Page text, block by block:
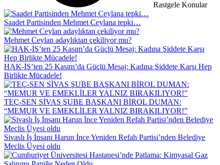
Rastgele Konular
Saadet Partisinden Mehmet Ceylana tepki…
Mehmet Ceylan adaylıktan çekiliyor mu?
HAK-İŞ’ten 25 Kasım’da Güçlü Mesaj: Kadına Şiddete Karşı Hep
Birlikte Mücadele!
TEÇ-SEN SİVAS ŞUBE BAŞKANI BİROL DUMAN:
“MEMUR VE EMEKLİLER YALNIZ BIRAKILIYOR!”
Sivaslı İş İnsanı Harun İnce Yeniden Refah Partisi’nden Belediye
Meclis Üyesi oldu